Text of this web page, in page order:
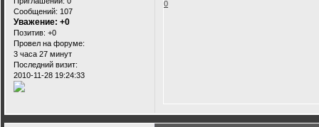
Сообщений: 107
Уважение: +0
Позитив: +0
Провел на форуме:
3 часа 27 минут
Последний визит:
2010-11-28 19:24:33
0